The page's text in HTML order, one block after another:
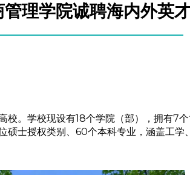
理学院诚聘海内外英
校。学校现设有18个学院（部），拥有7
士授权类别、60个本科专业，涵盖工